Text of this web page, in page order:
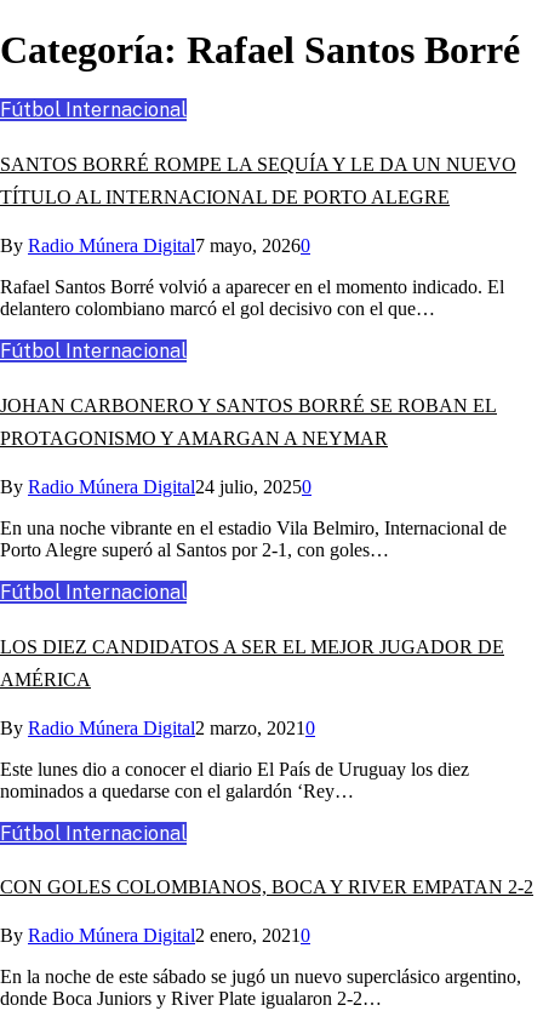
Categoría: Rafael Santos Borré
Fútbol Internacional
SANTOS BORRÉ ROMPE LA SEQUÍA Y LE DA UN NUEVO
TÍTULO AL INTERNACIONAL DE PORTO ALEGRE
By Radio Múnera Digital7 mayo, 20260
Rafael Santos Borré volvió a aparecer en el momento indicado. El
delantero colombiano marcó el gol decisivo con el que…
Fútbol Internacional
JOHAN CARBONERO Y SANTOS BORRÉ SE ROBAN EL
PROTAGONISMO Y AMARGAN A NEYMAR
By Radio Múnera Digital24 julio, 20250
En una noche vibrante en el estadio Vila Belmiro, Internacional de
Porto Alegre superó al Santos por 2‑1, con goles…
Fútbol Internacional
LOS DIEZ CANDIDATOS A SER EL MEJOR JUGADOR DE
AMÉRICA
By Radio Múnera Digital2 marzo, 20210
Este lunes dio a conocer el diario El País de Uruguay los diez
nominados a quedarse con el galardón ‘Rey…
Fútbol Internacional
CON GOLES COLOMBIANOS, BOCA Y RIVER EMPATAN 2-2
By Radio Múnera Digital2 enero, 20210
En la noche de este sábado se jugó un nuevo superclásico argentino,
donde Boca Juniors y River Plate igualaron 2-2…